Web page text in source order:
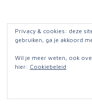
Privacy & cookies: deze
gebruiken, ga je akkoord
Wil je meer weten, ook
hier: Cookiebeleid